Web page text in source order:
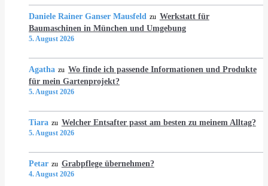
Daniele Rainer Ganser Mausfeld zu Werkstatt für
Baumaschinen in München und Umgebung
5. August 2026
Agatha zu Wo finde ich passende Informationen und Produkte
für mein Gartenprojekt?
5. August 2026
Tiara zu Welcher Entsafter passt am besten zu meinem Alltag?
5. August 2026
Petar zu Grabpflege übernehmen?
4. August 2026